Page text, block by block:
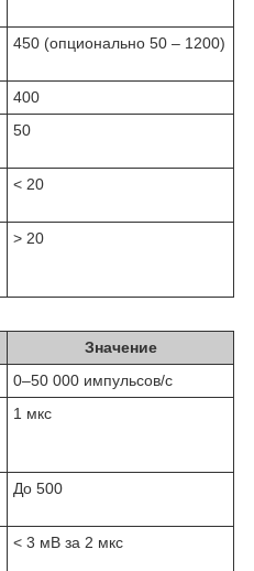
450 (опционально 50 – 1200)
400
50
< 20
> 20
Значение
0–50 000 импульсов/с
1 мкс
До 500
< 3 мВ за 2 мкс